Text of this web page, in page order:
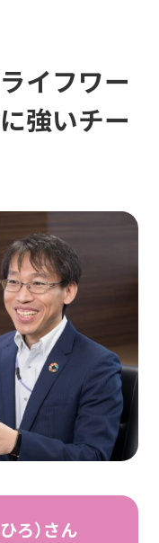
イフワー
強いチー
ろ）さん